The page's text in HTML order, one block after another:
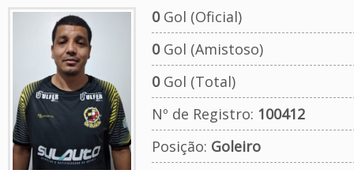
0Gol (Oficial)
0Gol (Amistoso)
0Gol (Total)
Nº de Registro: 100412
Posição: Goleiro